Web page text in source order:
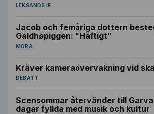
LEKSANDS IF
Jacob och femåriga dottern
Galdhøpiggen: ”Häftigt”
MORA
Kräver kameraövervakning vid
DEBATT
Scensommar återvänder till
dagar fyllda med musik och kultur